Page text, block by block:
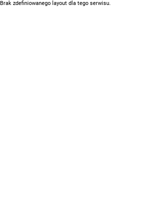
Brak zdefiniowanego layout dla tego serwisu.